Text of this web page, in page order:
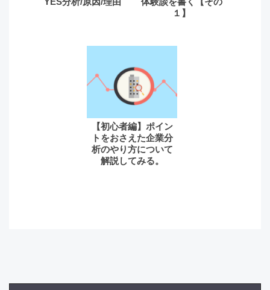
１】
【初心者編】ポイン
トをおさえた企業分
析のやり方について
解説してみる。